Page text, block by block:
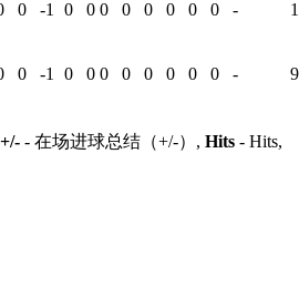
0 -1 0 0 0 0 0 0 0 0 -
0 -1 0 0 0 0 0 0 0 0 - 9
+/- - 在场进球总结（+/-）, Hits - Hits,